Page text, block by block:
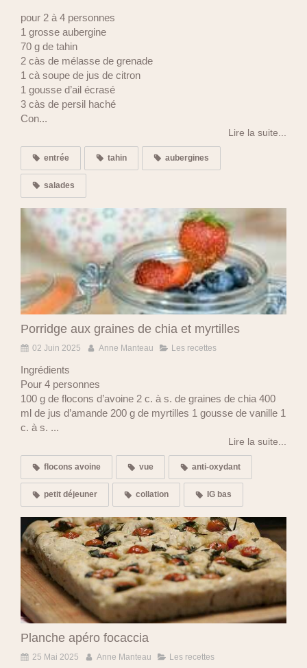
pour 2 à 4 personnes
1 grosse aubergine
70 g de tahin
2 càs de mélasse de grenade
1 cà soupe de jus de citron
1 gousse d’ail écrasé
3 càs de persil haché
Con...
Lire la suite...
entrée tahin aubergines
salades
Porridge aux graines de chia et myrtilles
02 Juin 2025 Anne Manteau Les recettes
Ingrédients
Pour 4 personnes
100 g de flocons d’avoine 2 c. à s. de graines de chia 400
ml de jus d’amande 200 g de myrtilles 1 gousse de vanille 1
c. à s. ...
Lire la suite...
flocons avoine vue anti-oxydant
petit déjeuner collation IG bas
Planche apéro focaccia
25 Mai 2025 Anne Manteau Les recettes